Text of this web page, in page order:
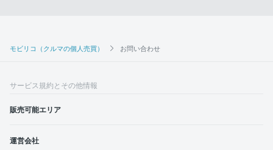
モビリコ（クルマの個人売買） お問い合わせ
サービス規約とその他情報
販売可能エリア
運営会社